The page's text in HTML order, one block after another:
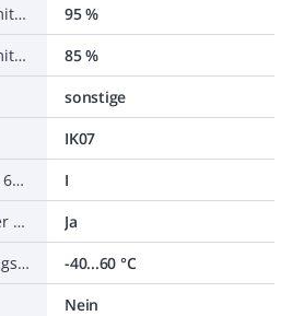
Lichtstromerhalt bei mittl. Nutzungsdauer 50.000 h bei 25 °C Umgebungstemp.
95 %
Lichtstromerhalt bei mittl. Nutzungsdauer 100.000 h bei 25 °C Umgebungstemp.
85 %
sonstige
IK07
Schutzklasse nach IEC 61140
I
Leuchte mit begrenzter Oberflächentemperatur D-Zeichen nach EN 60598-2-24
Ja
Bemessungsumgebungstemperatur nach IEC 62722-2-1
-40...60 °C
Nein